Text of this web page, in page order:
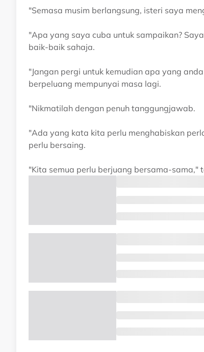
"Semasa musim berlangsung, isteri saya
"Apa yang saya cuba untuk sampaikan?
baik-baik sahaja.
"Jangan pergi untuk kemudian apa yang
berpeluang mempunyai masa lagi.
"Nikmatilah dengan penuh tanggungjawab.
"Ada yang kata kita perlu menghabiskan
perlu bersaing.
"Kita semua perlu berjuang bersama-sama,"